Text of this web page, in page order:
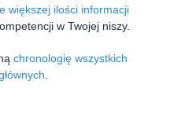
większej ilości informacji
w Twojej niszy.
chronologię wszystkich